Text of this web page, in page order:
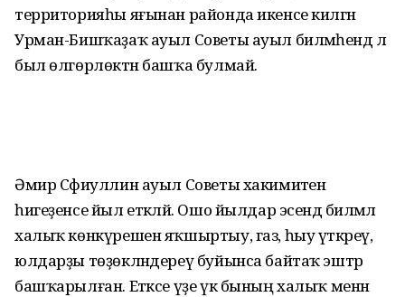
территорияһы яғынан районда икенсе килгән
Урман-Бишҡаҙаҡ ауыл Советы ауыл биләмәһендә лә
был өлгөрлөктән башҡа булмай.
Әмир Сәфиуллин ауыл Советы хакимиәтен
һигеҙенсе йыл етәкләй. Ошо йылдар эсендә биләмәлә
халыҡ көнкүрешен яҡшыртыу, газ, һыу үткәреү,
юлдарҙы төҙөкләндереү буйынса байтаҡ эштәр
башҡарылған. Етәксе үҙе үк бының халыҡ менән